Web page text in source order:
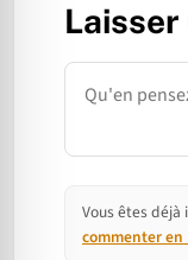
Commentaire
Vous êtes déjà
commenter en